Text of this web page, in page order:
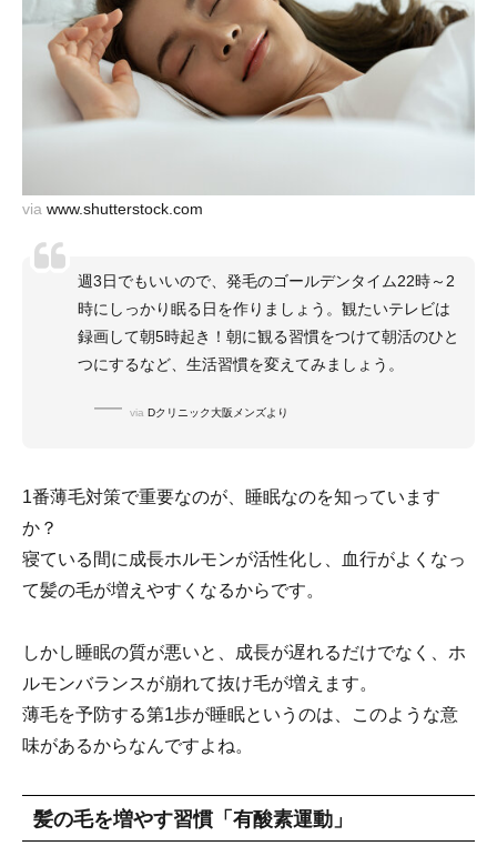
via www.shutterstock.com
週3日でもいいので、発毛のゴールデンタイム22時～2
時にしっかり眠る日を作りましょう。観たいテレビは
録画して朝5時起き！朝に観る習慣をつけて朝活のひと
つにするなど、生活習慣を変えてみましょう。
via Dクリニック大阪メンズより
1番薄毛対策で重要なのが、睡眠なのを知っています
か？
寝ている間に成長ホルモンが活性化し、血行がよくなっ
て髪の毛が増えやすくなるからです。
しかし睡眠の質が悪いと、成長が遅れるだけでなく、ホ
ルモンバランスが崩れて抜け毛が増えます。
薄毛を予防する第1歩が睡眠というのは、このような意
味があるからなんですよね。
髪の毛を増やす習慣「有酸素運動」